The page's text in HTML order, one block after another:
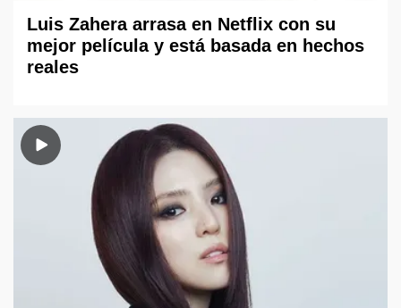
Luis Zahera arrasa en Netflix con su
mejor película y está basada en hechos
reales